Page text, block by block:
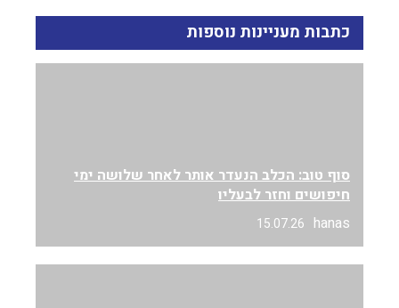
כתבות מעניינות נוספות
סוף טוב: הכלב הנעדר אותר לאחר שלושה ימי
חיפושים וחזר לבעליו
hanas
15.07.26